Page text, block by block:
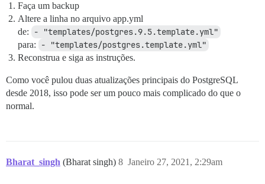
## TODO: Lista de e-mails separados por vírgula
## no cadastro inicial, exemplo
DISCOURSE_DEVELOPER_EMAILS:
## TODO: O servidor de e-mail SMTP usado para
  # ENDEREÇO, usuário e senha SMTP são obrigatórios
# AVISO: o caractere '#' na senha SMTP pode causar
DISCOURSE_SMTP_ADDRESS: 'email-smtp.us-west-
  DISCOURSE_SMTP_PORT: 587
  DISCOURSE_SMTP_USER_NAME: ''
  DISCOURSE_DB_SOCKET: ''
Faça um backup
Altere a linha no arquivo app.yml
de:
- "templates/postgres.9.5.template.yml"
para: - "templates/postgres.template.yml"
Reconstrua e siga as instruções.
Como você pulou duas atualizações principais do PostgreSQL
desde 2018, isso pode ser um pouco mais complicado do que o
normal.
Bharat_singh (Bharat singh) Janeiro 27, 2021, 2:29am
8